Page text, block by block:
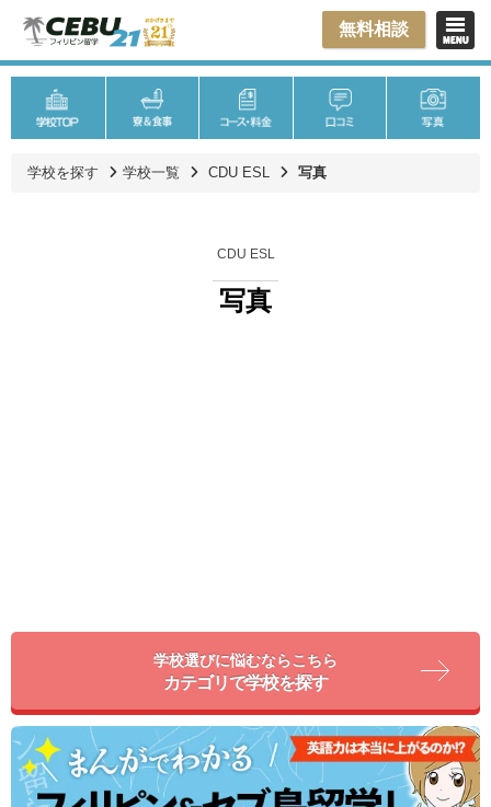
無料相談
学校を探す 学校一覧 CDU ESL 写真
CDU ESL
写真
学校選びに悩むならこちら
カテゴリで学校を探す